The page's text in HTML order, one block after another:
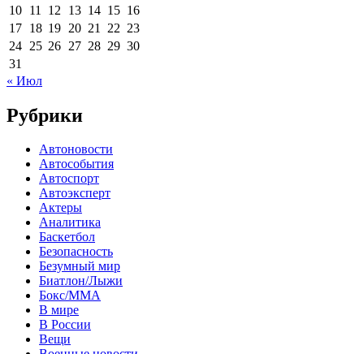
10 11 12 13 14 15 16
17 18 19 20 21 22 23
24 25 26 27 28 29 30
31
« Июл
Рубрики
Автоновости
Автособытия
Автоспорт
Автоэксперт
Актеры
Аналитика
Баскетбол
Безопасность
Безумный мир
Биатлон/Лыжи
Бокс/MMA
В мире
В России
Вещи